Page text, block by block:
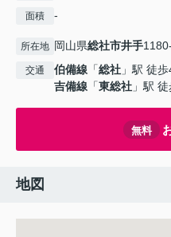
面積 -
所在地 岡山県総社市井手
交通 伯備線 「総社 」駅 徒
吉備線 「東総社 」駅
無料
地図